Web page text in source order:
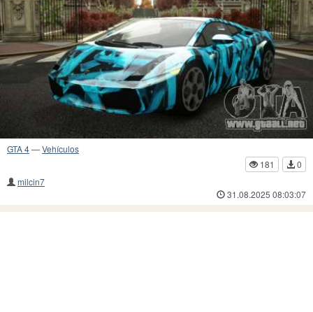
GTA 4—Vehículos
181
0
milcin7
31.08.2025 08:03:07